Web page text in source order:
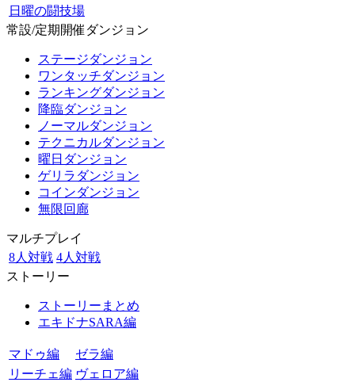
日曜の闘技場
常設/定期開催ダンジョン
ステージダンジョン
ワンタッチダンジョン
ランキングダンジョン
降臨ダンジョン
ノーマルダンジョン
テクニカルダンジョン
曜日ダンジョン
ゲリラダンジョン
コインダンジョン
無限回廊
マルチプレイ
8人対戦 4人対戦
ストーリー
ストーリーまとめ
エキドナSARA編
マドゥ編
ゼラ編
リーチェ編 ヴェロア編